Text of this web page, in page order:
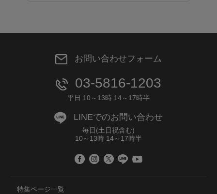
お問い合わせフォーム
03-5816-1203
平日 10～13時 14～17時半
LINEでのお問い合わせ
毎日(土日祝含む)
10～13時 14～17時半
特集ページ一覧